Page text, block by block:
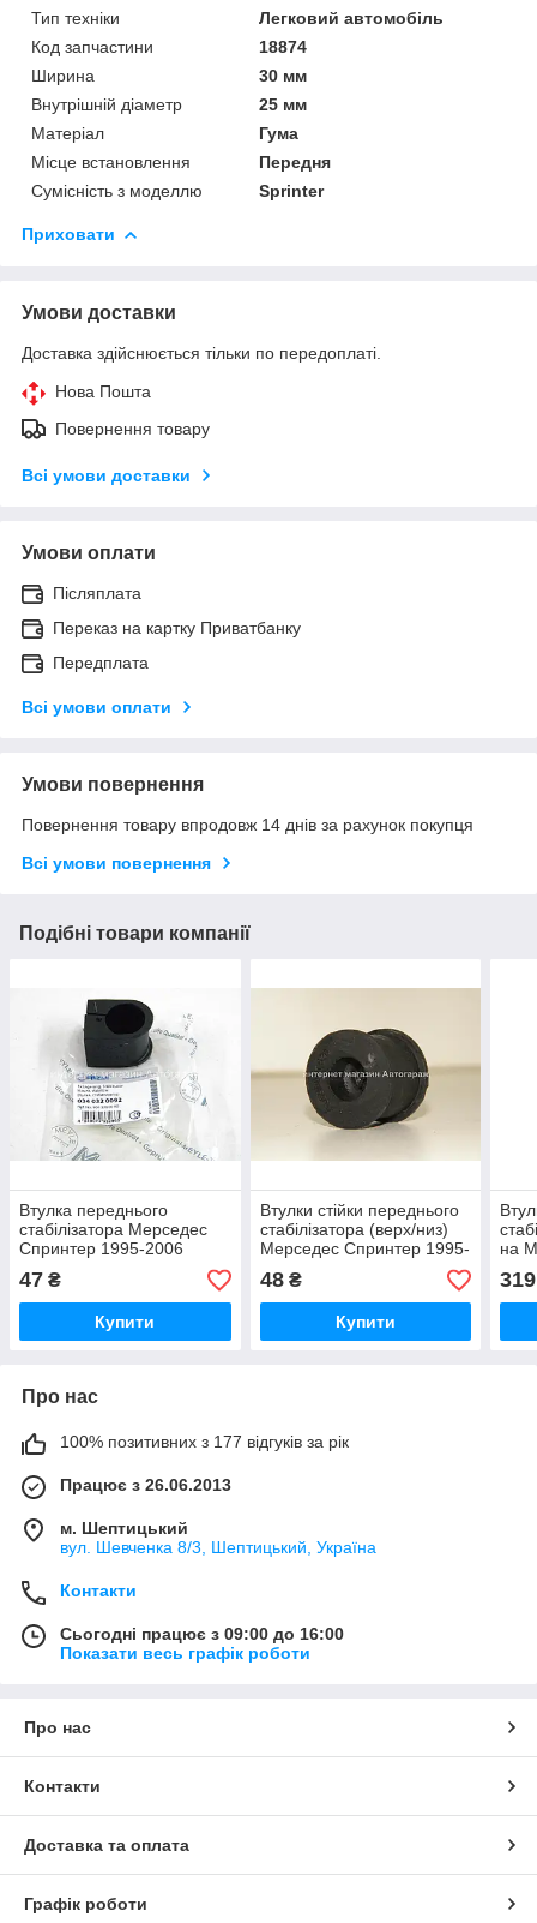
Тип техніки
Легковий автомобіль
Код запчастини
18874
Ширина
30 мм
Внутрішній діаметр
25 мм
Матеріал
Гума
Місце встановлення
Передня
Сумісність з моделлю
Sprinter
Приховати
Умови доставки
Доставка здійснюється тільки по передоплаті.
Нова Пошта
Повернення товару
Всі умови доставки
Умови оплати
Післяплата
Переказ на картку Приватбанку
Передплата
Всі умови оплати
Умови повернення
Повернення товару впродовж 14 днів за рахунок покупця
Всі умови повернення
Подібні товари компанії
Втулка переднього
стабілізатора Мерседес
Спринтер 1995-2006
(25мм) т колодок
гальмівних передніх
(Німеччина)
47 ₴
Купити
Втулки стійки переднього
стабілізатора (верх/низ)
Мерседес Спринтер 1995-
2006 FEBI BILSTEIN
(Німеччина) 18299
48₴
Купити
на
906
319
Про нас
100% позитивних з 177 відгуків за рік
Працює з 26.06.2013
м. Шептицький
вул. Шевченка 8/3, Шептицький, Україна
Контакти
Сьогодні працює з 09:00 до 16:00
Показати весь графік роботи
Про нас
Контакти
Доставка та оплата
Графік роботи